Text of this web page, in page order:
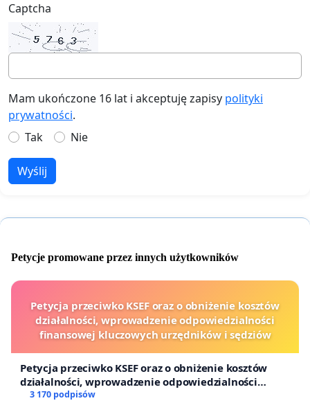
Captcha
Mam ukończone 16 lat i akceptuję zapisy polityki
prywatności.
Tak
Nie
Wyślij
Petycje promowane przez innych użytkowników
Petycja przeciwko KSEF oraz o obniżenie kosztów
działalności, wprowadzenie odpowiedzialności
finansowej kluczowych urzędników i sędziów
Petycja przeciwko KSEF oraz o obniżenie kosztów
działalności, wprowadzenie odpowiedzialności
finansowej kluczowych urzędników i sędziów
3 170 podpisów